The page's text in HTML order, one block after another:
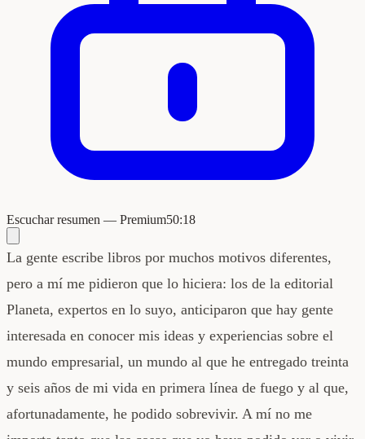
Escuchar resumen — Premium50:18
La gente escribe libros por muchos motivos diferentes,
pero a mí me pidieron que lo hiciera: los de la editorial
Planeta, expertos en lo suyo, anticiparon que hay gente
interesada en conocer mis ideas y experiencias sobre el
mundo empresarial, un mundo al que he entregado treinta
y seis años de mi vida en primera línea de fuego y al que,
afortunadamente, he podido sobrevivir. A mí no me